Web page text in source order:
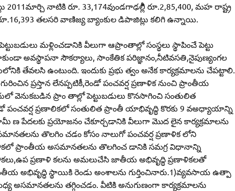
నాటికి రూ. 33,174వుండగాఢల్లీి రూ.2,85,400, మహ రాష్ట్ర
తలసరి వాణిజ్య బ్యాంకుల డిపాజిట్లు కలిగి ఉన్నాయి.
మళ్లించడానికి వీలుగా ఆప్రాంతాల్లో సంస్థలు స్థాపించే పెట్టు
అవస్థాపనా సౌకర్యాలు, సాంకేతిక పరిజ్ఞానం,నీటివసతి,నైపుణ్యంగల
తేవలసి ఉంటుంది. ఇందుకు ప్రభు త్వం అనేక కార్యక్రమాలను చేపట్టాలి.
ప్రస్తాన లేనప్పటికీ,రెండో పంచవర్ష ప్రణాళిక నుంచి ప్రాంతీయ
వెనుకబడిన ప్రాం తాల్లో పెట్టుబడులు కొనసాగించి సంతులిత
ప్రణాలికలో సంతులిత ప్రాంతీ యాభివృద్ధి కొరకు 9 వఅధ్యాయాన్ని
ణ పేదలకు ప్రయోజనం చేకూర్చడానికి వీలుగా మొద లైన కార్యక్రమాలను
తొలగిం చడం కోసం నాలుగో పంచవర్ష ప్రణాళిక లోని
ప్రాంతీయ అసమానతలను తొలగించ డానికి సమగ్ర విధానాన్ని
ప్రణాళి కలను అమలుచేసి జాతీయ అభివృద్ధి ప్రణాళికలతో
అభివృద్ధి స్థాయికి రెండు అంశాలను గుర్తించినారు.1)వ్యవసాయ ఉత్పా
అసమానతలను తగ్గించడం. వీటికి అనుగుణంగా కార్యక్రమాలను